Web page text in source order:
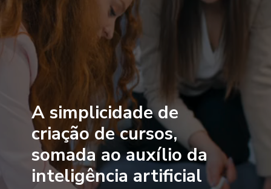
A simplicidade de
criação de cursos,
somada ao auxílio da
inteligência artificial